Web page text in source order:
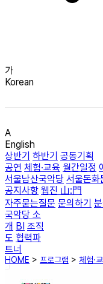
가
Korean
A
English
상반기 하반기 공동기획
공연 체험·교육 월간일정
서울남산국악당 서울돈화
공지사항 웹진 山:門
자주묻는질문 문의하기
국악당 소
개 BI 조직
도 협력파
트너
HOME > 프로그램 > 체험·